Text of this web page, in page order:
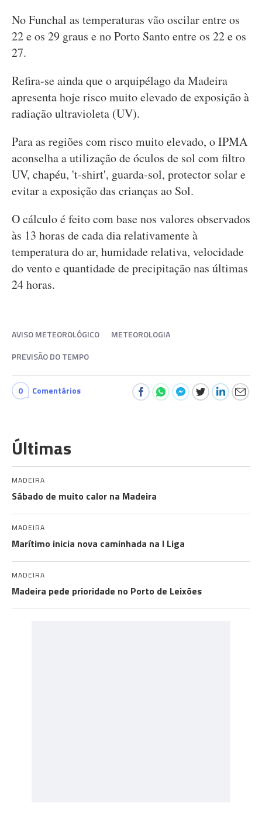
No Funchal as temperaturas vão oscilar entre os
22 e os 29 graus e no Porto Santo entre os 22 e os
27.
Refira-se ainda que o arquipélago da Madeira
apresenta hoje risco muito elevado de exposição à
radiação ultravioleta (UV).
Para as regiões com risco muito elevado, o IPMA
aconselha a utilização de óculos de sol com filtro
UV, chapéu, 't-shirt', guarda-sol, protector solar e
evitar a exposição das crianças ao Sol.
O cálculo é feito com base nos valores observados
às 13 horas de cada dia relativamente à
temperatura do ar, humidade relativa, velocidade
do vento e quantidade de precipitação nas últimas
24 horas.
AVISO METEOROLÓGICO
METEOROLOGIA
PREVISÃO DO TEMPO
0 Comentários
Últimas
MADEIRA
Sábado de muito calor na Madeira
MADEIRA
Marítimo inicia nova caminhada na I Liga
MADEIRA
Madeira pede prioridade no Porto de Leixões